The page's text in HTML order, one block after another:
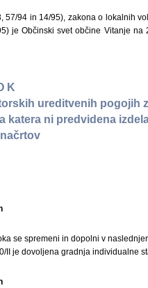
94 in 14/95), zakona o lokalnih
je Občinski svet občine Vitanje na
K
ureditvenih pogojih
katera ni predvidena
se spremeni in dopolni v
II je dovoljena gradnja individualne